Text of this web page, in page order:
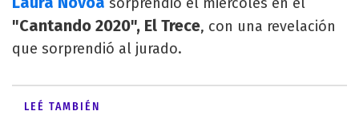
"Cantando 2020", El Trece, con una revelación
que sorprendió al jurado.
LEÉ TAMBIÉN